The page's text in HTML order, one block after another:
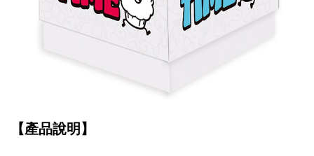
【產品說明】